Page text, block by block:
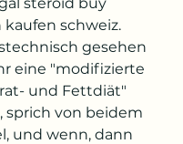
schweiz.
gesehen
eine "modifizierte
und Fettdiät"
sprich von beidem
und wenn, dann